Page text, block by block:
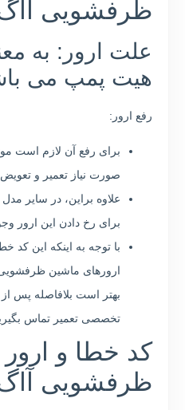
ظرفشویی
علت ارور: به
هیت پمپ می
رفع ارور:
برای رفع آن لازم است
صورت نیاز تعمیر و
علاوه براین، در سایر
برای رخ دادن این ارور
با توجه به اینکه این کد
ارورهای ماشین
بهتر است بلافاصله پس
تخصصی تعمیر تماس
ظرفشویی